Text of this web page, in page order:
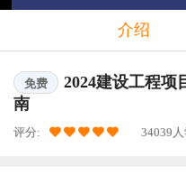
介绍
免费
2024建设工程项
南
评分: 34039人